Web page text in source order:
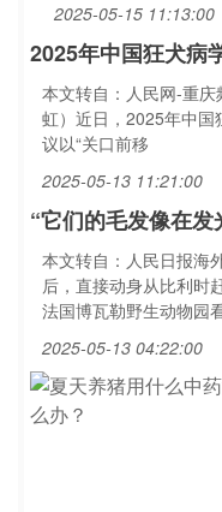
2025-05-15 11:13:00
2025年中国狂犬病
本文转自：人民网-重
虹）近日，2025年中国
议以“关口前移
2025-05-13 11:21:00
“它们的毛发像在发
本文转自：人民日报海
后，直接动身从比利时
法国博瓦勒野生动物园
2025-05-13 04:22:00